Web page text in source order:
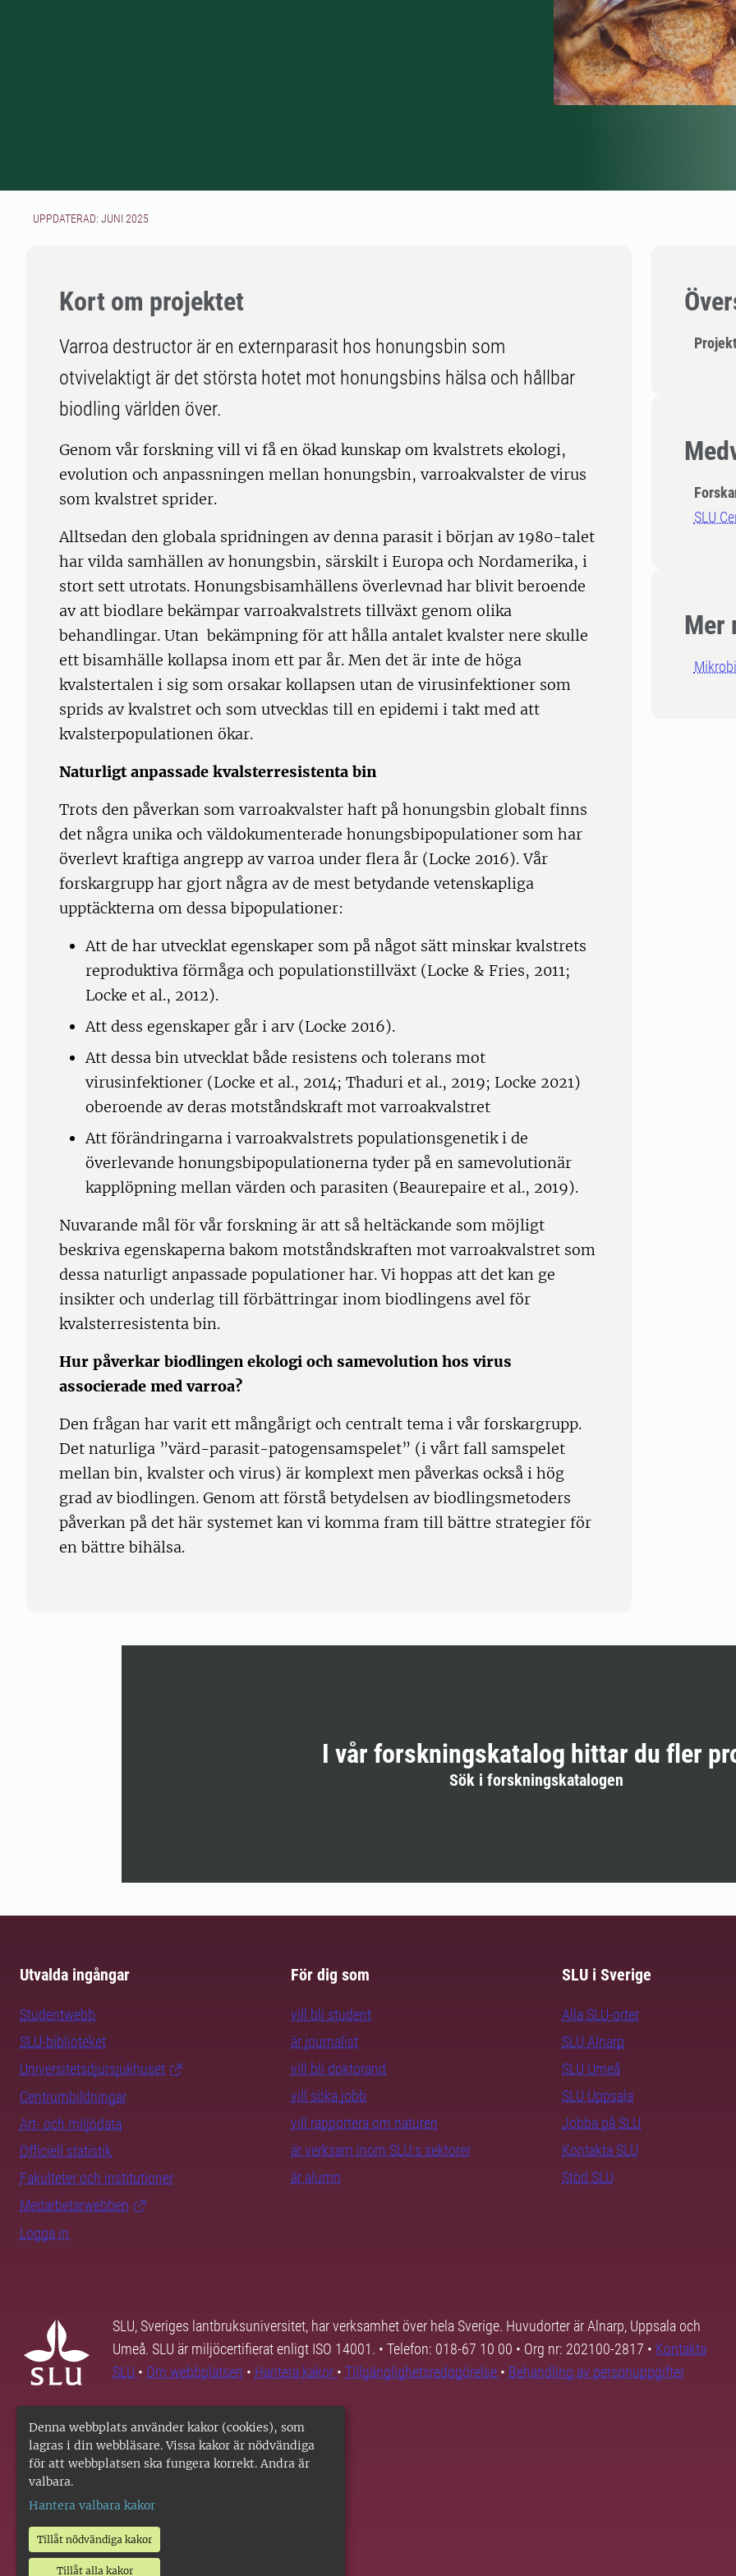
Denna webbplats använder kakor (cookies), som
lagras i din webbläsare. Vissa kakor är nödvändiga
för att webbplatsen ska fungera korrekt. Andra är
valbara.
Hantera valbara kakor
Tillåt nödvändiga kakor
Tillåt alla kakor
UPPDATERAD: JUNI 2025
SLU
Mer
Kort om projektet
Varroa destructor är en externparasit hos honungsbin som
otvivelaktigt är det största hotet mot honungsbins hälsa och hållbar
biodling världen över.
Genom vår forskning vill vi få en ökad kunskap om kvalstrets ekologi,
evolution och anpassningen mellan honungsbin, varroakvalster de virus
som kvalstret sprider.
Alltsedan den globala spridningen av denna parasit i början av 1980-talet
har vilda samhällen av honungsbin, särskilt i Europa och Nordamerika, i
stort sett utrotats. Honungsbisamhällens överlevnad har blivit beroende
av att biodlare bekämpar varroakvalstrets tillväxt genom olika
behandlingar. Utan bekämpning för att hålla antalet kvalster nere skulle
ett bisamhälle kollapsa inom ett par år. Men det är inte de höga
kvalstertalen i sig som orsakar kollapsen utan de virusinfektioner som
sprids av kvalstret och som utvecklas till en epidemi i takt med att
kvalsterpopulationen ökar.
Naturligt anpassade kvalsterresistenta bin
Trots den påverkan som varroakvalster haft på honungsbin globalt finns
det några unika och väldokumenterade honungsbipopulationer som har
överlevt kraftiga angrepp av varroa under flera år (Locke 2016). Vår
forskargrupp har gjort några av de mest betydande vetenskapliga
upptäckterna om dessa bipopulationer:
Att de har utvecklat egenskaper som på något sätt minskar kvalstrets
reproduktiva förmåga och populationstillväxt (Locke & Fries, 2011;
Locke et al., 2012).
Att dess egenskaper går i arv (Locke 2016).
Att dessa bin utvecklat både resistens och tolerans mot
virusinfektioner (Locke et al., 2014; Thaduri et al., 2019; Locke 2021)
oberoende av deras motståndskraft mot varroakvalstret
Att förändringarna i varroakvalstrets populationsgenetik i de
överlevande honungsbipopulationerna tyder på en samevolutionär
kapplöpning mellan värden och parasiten (Beaurepaire et al., 2019).
Nuvarande mål för vår forskning är att så heltäckande som möjligt
beskriva egenskaperna bakom motståndskraften mot varroakvalstret som
dessa naturligt anpassade populationer har. Vi hoppas att det kan ge
insikter och underlag till förbättringar inom biodlingens avel för
kvalsterresistenta bin.
Hur påverkar biodlingen ekologi och samevolution hos virus
associerade med varroa?
Den frågan har varit ett mångårigt och centralt tema i vår forskargrupp.
Det naturliga ”värd-parasit-patogensamspelet” (i vårt fall samspelet
mellan bin, kvalster och virus) är komplext men påverkas också i hög
grad av biodlingen. Genom att förstå betydelsen av biodlingsmetoders
påverkan på det här systemet kan vi komma fram till bättre strategier för
en bättre bihälsa.
I vår forskningskatalog hittar du fler
Sök i forskningskatalogen
Utvalda ingångar
Studentwebb
SLU-biblioteket
Universitetsdjursjukhuset
Centrumbildningar
Art- och miljödata
Officiell statistik
Fakulteter och institutioner
Medarbetarwebben
Logga in
För dig som
vill bli student
är journalist
vill bli doktorand
vill söka jobb
vill rapportera om naturen
är verksam inom SLU:s sektorer
är alumn
SLU i Sverige
Alla SLU-orter
SLU Alnarp
SLU Umeå
SLU Uppsala
Jobba på SLU
Kontakta SLU
Stöd SLU
SLU, Sveriges lantbruksuniversitet, har verksamhet över hela Sverige. Huvudorter är Alnarp, Uppsala och
Umeå. SLU är miljöcertifierat enligt ISO 14001. • Telefon: 018-67 10 00 • Org nr: 202100-2817 • Kontakta
SLU • Om webbplatsen • Hantera kakor • Tillgänglighetsredogörelse • Behandling av personuppgifter